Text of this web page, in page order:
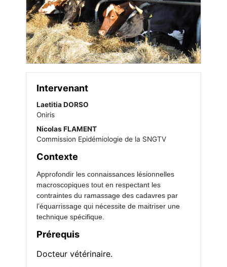
Intervenant
Laetitia DORSO
Oniris
Nicolas FLAMENT
Commission Epidémiologie de la SNGTV
Contexte
Approfondir les connaissances lésionnelles
macroscopiques tout en respectant les
contraintes du ramassage des cadavres par
l’équarrissage qui nécessite de maitriser une
technique spécifique.
Prérequis
Docteur vétérinaire.